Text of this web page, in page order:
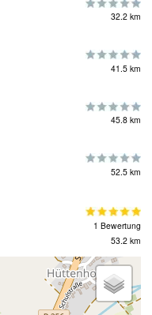
32.2 km
41.5 km
45.8 km
52.5 km
1 Bewertung
53.2 km